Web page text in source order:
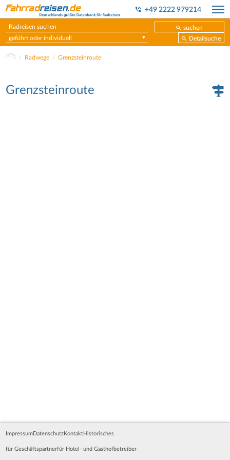
+49 2222 979214
suchen
geführt oder individuell
Detailsuche
Radwege Grenzsteinroute
Grenzsteinroute
Impressum Datenschutz Kontakt Historisches
für Geschäftspartnerfür Hotel- und Gasthofbetreiber